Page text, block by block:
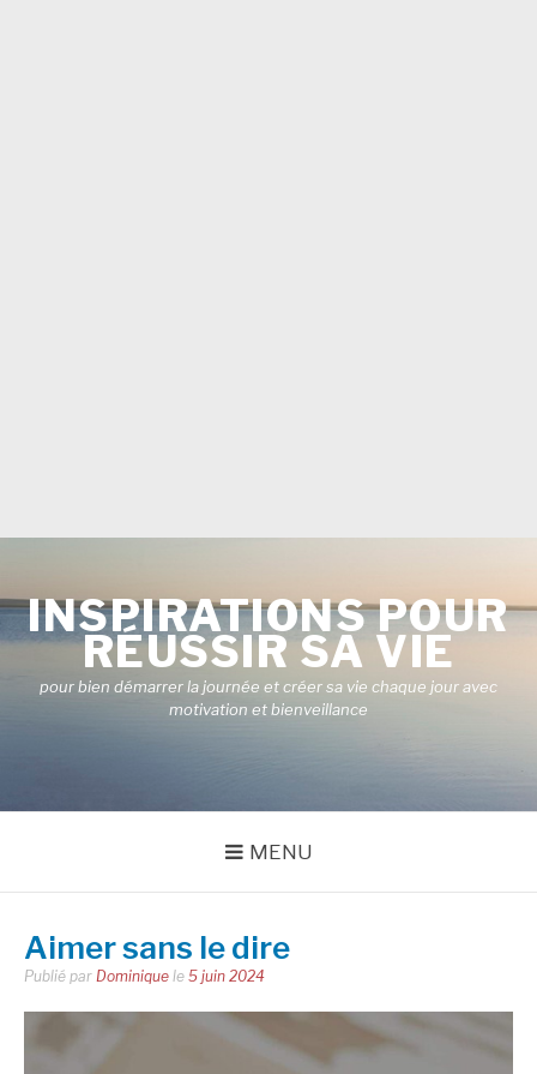
contenu
INSPIRATIONS POUR
RÉUSSIR SA VIE
pour bien démarrer la journée et créer sa vie chaque jour avec
motivation et bienveillance
MENU
Aimer sans le dire
Publié par Dominique le 5 juin 2024